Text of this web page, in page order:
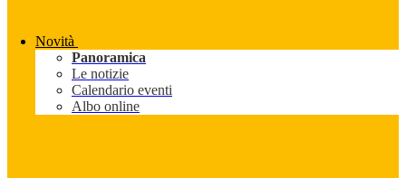
Novità
Panoramica
Le notizie
Calendario eventi
Albo online